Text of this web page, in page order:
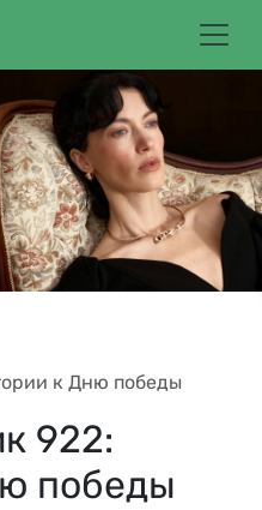
к Дню победы
922:
победы